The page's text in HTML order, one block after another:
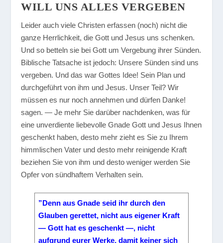
WILL UNS ALLES VERGEBEN
Leider auch viele Christen erfassen (noch) nicht die
ganze Herrlichkeit, die Gott und Jesus uns schenken.
Und so betteln sie bei Gott um Vergebung ihrer Sünden.
Biblische Tatsache ist jedoch: Unsere Sünden sind uns
vergeben. Und das war Gottes Idee! Sein Plan und
durchgeführt von ihm und Jesus. Unser Teil? Wir
müssen es nur noch annehmen und dürfen Danke!
sagen. — Je mehr Sie darüber nachdenken, was für
eine unverdiente liebevolle Gnade Gott und Jesus Ihnen
geschenkt haben, desto mehr zieht es Sie zu Ihrem
himmlischen Vater und desto mehr reinigende Kraft
beziehen Sie von ihm und desto weniger werden Sie
Opfer von sündhaftem Verhalten sein.
”Denn aus Gnade seid ihr durch den
Glauben gerettet, nicht aus eigener Kraft
— Gott hat es geschenkt —, nicht
aufgrund eurer Werke, damit keiner sich